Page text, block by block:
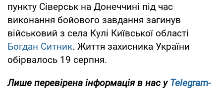
пункту Сіверськ на Донеччині під час
виконання бойового завдання загинув
військовий з села Кулі Київської області
Богдан Ситник. Життя захисника України
обірвалось 19 серпня.
Лише перевірена інформація в нас уTelegram-